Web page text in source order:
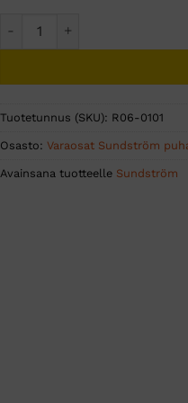
Tuotetunnus (SKU): R06-0101
Osasto: Varaosat Sundström
Avainsana tuotteelle Sundström